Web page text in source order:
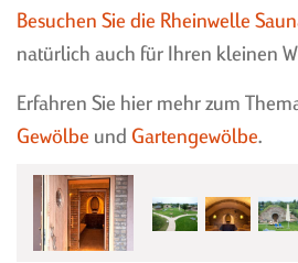
ÜBERSICHT WEINREGAL-
FUMO
BLOXTER
HYDROTON
Besuchen Sie die Rheinwelle
natürlich auch für Ihren kleinen
Erfahren Sie hier mehr zum
Gewölbe und Gartengewölbe.